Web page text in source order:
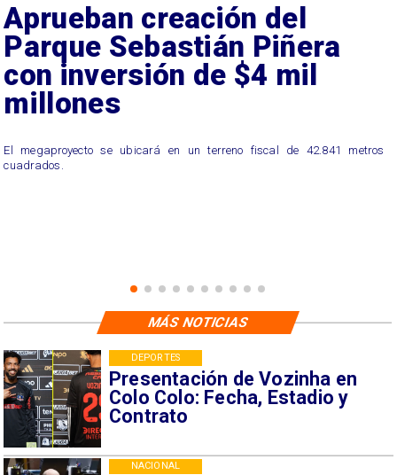
Aprueban creación del
Parque Sebastián Piñera
con inversión de $4 mil
millones
El megaproyecto se ubicará en un terreno fiscal de 42.841 metros
cuadrados.
Presentación de Vozinha en
Colo Colo: Fecha, Estadio y
Contrato
DEPORTES
NACIONAL
MÁS NOTICIAS